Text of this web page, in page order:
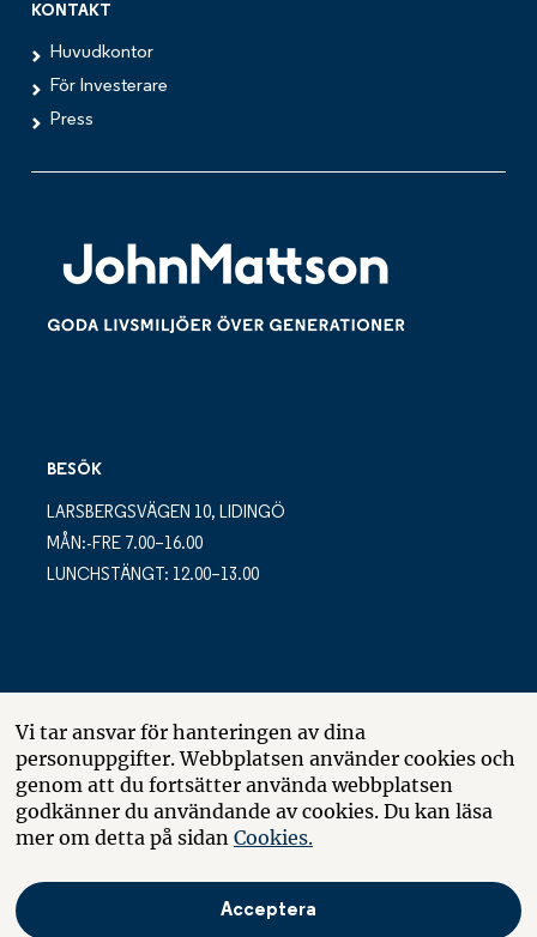
KONTAKT
Huvudkontor
För Investerare
Press
BESÖK
LARSBERGSVÄGEN 10, LIDINGÖ
MÅN:-FRE 7.00–16.00
LUNCHSTÄNGT: 12.00–13.00
LARSBERGSVÄGEN 10
BOX 10035
181 10 LIDINGÖ
Vi tar ansvar för hanteringen av dina
personuppgifter. Webbplatsen använder cookies och
genom att du fortsätter använda webbplatsen
godkänner du användande av cookies. Du kan läsa
mer om detta på sidan Cookies.
Acceptera